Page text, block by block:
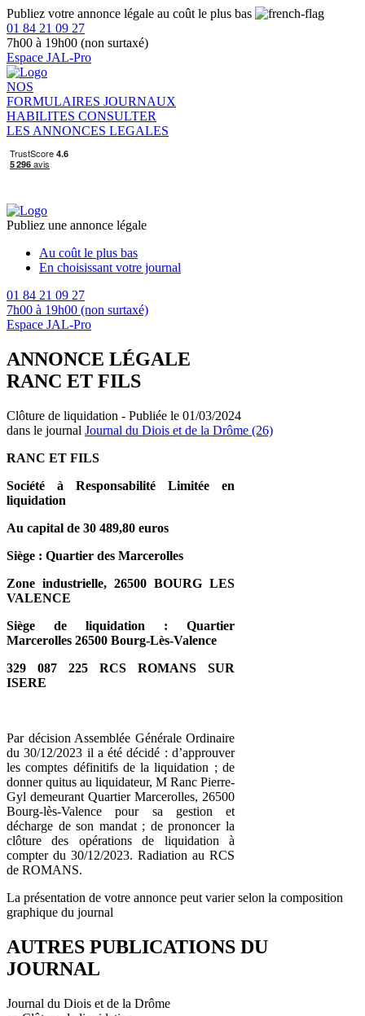
Publiez votre annonce légale au coût le plus bas
01 84 21 09 27
7h00 à 19h00 (non surtaxé)
Espace JAL-Pro
NOS
FORMULAIRES JOURNAUX
HABILITES CONSULTER
LES ANNONCES LEGALES
Publiez une annonce légale
Au coût le plus bas
En choisissant votre journal
01 84 21 09 27
7h00 à 19h00 (non surtaxé)
Espace JAL-Pro
ANNONCE LÉGALE
RANC ET FILS
Clôture de liquidation - Publiée le 01/03/2024
dans le journal Journal du Diois et de la Drôme (26)
RANC ET FILS
Société à Responsabilité Limitée en
liquidation
Au capital de 30 489,80 euros
Siège : Quartier des Marcerolles
Zone industrielle, 26500 BOURG LES
VALENCE
Siège de liquidation : Quartier
Marcerolles 26500 Bourg-Lès-Valence
329 087 225 RCS ROMANS SUR
ISERE
Par décision Assemblée Générale Ordinaire
du 30/12/2023 il a été décidé : d’approuver
les comptes définitifs de la liquidation ; de
donner quitus au liquidateur, M Ranc Pierre-
Gyl demeurant Quartier Marcerolles, 26500
Bourg-lès-Valence pour sa gestion et
décharge de son mandat ; de prononcer la
clôture des opérations de liquidation à
compter du 30/12/2023. Radiation au RCS
de ROMANS.
La présentation de votre annonce peut varier selon la composition
graphique du journal
AUTRES PUBLICATIONS DU
JOURNAL
Journal du Diois et de la Drôme